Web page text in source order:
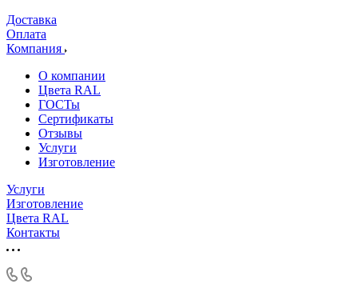
Доставка
Оплата
Компания
О компании
Цвета RAL
ГОСТы
Сертификаты
Отзывы
Услуги
Изготовление
Услуги
Изготовление
Цвета RAL
Контакты